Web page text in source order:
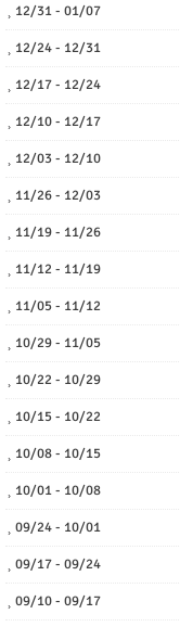
12/31 - 01/07
12/24 - 12/31
12/17 - 12/24
12/10 - 12/17
12/03 - 12/10
11/26 - 12/03
11/19 - 11/26
11/12 - 11/19
11/05 - 11/12
10/29 - 11/05
10/22 - 10/29
10/15 - 10/22
10/08 - 10/15
10/01 - 10/08
09/24 - 10/01
09/17 - 09/24
09/10 - 09/17